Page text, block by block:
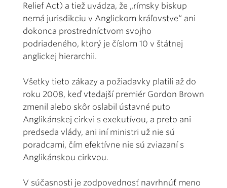
Relief Act) a tiež uvádza, že „rímsky biskup
nemá jurisdikciu v Anglickom kráľovstve“ ani
dokonca prostredníctvom svojho
podriadeného, ktorý je číslom 10 v štátnej
anglickej hierarchii.
Všetky tieto zákazy a požiadavky platili až do
roku 2008, keď vtedajší premiér Gordon Brown
zmenil alebo skôr oslabil ústavné puto
Anglikánskej cirkvi s exekutívou, a preto ani
predseda vlády, ani iní ministri už nie sú
poradcami, čím efektívne nie sú zviazaní s
Anglikánskou cirkvou.
V súčasnosti je zodpovednosť navrhnúť meno